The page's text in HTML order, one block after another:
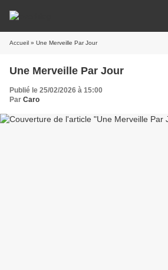
Accueil » Une Merveille Par Jour
Une Merveille Par Jour
Publié le 25/02/2026 à 15:00
Par Caro